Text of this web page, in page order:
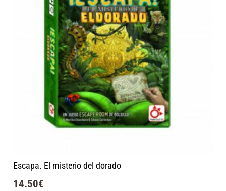
Escapa. El misterio del dorado
14.50€